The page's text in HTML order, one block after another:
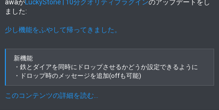
awaが LuckyStone | 10分クオリティプラグインのアップデートをし
ました:
少し機能をふやして帰ってきました。
新機能
・鉄とダイアを同時にドロップさせるかどうか設定できるように
・ドロップ時のメッセージを追加(offも可能)
このコンテンツの詳細を読む...